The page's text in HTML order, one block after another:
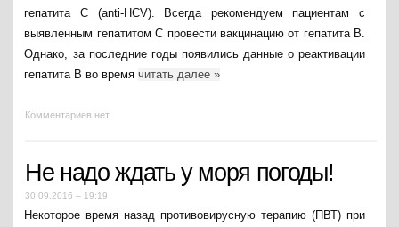
гепатита C (anti-HCV). Всегда рекомендуем пациентам с
выявленным гепатитом С провести вакцинацию от гепатита В.
Однако, за последние годы появились данные о реактивации
гепатита В во времячитать далее»
Комментариев нет
Не надо ждать у моря погоды!
30.09.2016 – 19:19
Некоторое время назад противовирусную терапию (ПВТ) при